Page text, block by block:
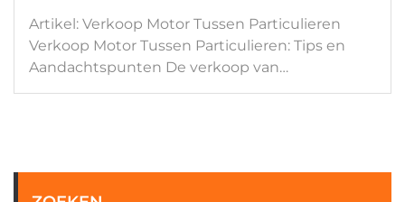
Artikel: Verkoop Motor Tussen Particulieren
Verkoop Motor Tussen Particulieren: Tips en
Aandachtspunten De verkoop van…